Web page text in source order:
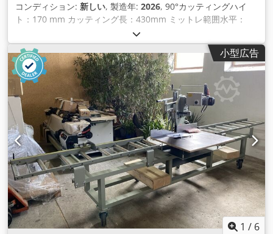
コンディション: 新しい, 製造年: 2026, 90°カッティングハイ
ト：170 mm カッティング長：430mm ミットレ範囲水平：
45°-90°-25 ミットレ範囲垂直：60° - 90° - 30 クランクによる
首振り調整：あり Dodpfx Ajizkhvobvswa ローラーコンベア/
サポートテーブル：あり 鋸刃の直径：420mm 回転数：
2800rpm エンジン出力：3 kW エンジンブレーキ：あり 吸引
口：100mm 長尺ローラーコンベア：1500mm×2本 機械長：
4000mm 機械幅：1250mm 機械高さ：1550mm 重量です。
小型広告
1 / 6